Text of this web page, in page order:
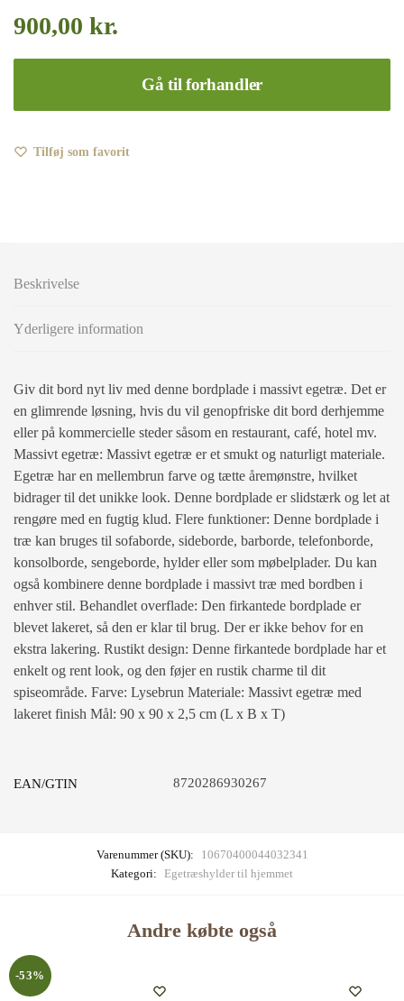
900,00 kr.
Gå til forhandler
Tilføj som favorit
Beskrivelse
Yderligere information
Giv dit bord nyt liv med denne bordplade i massivt egetræ. Det er
en glimrende løsning, hvis du vil genopfriske dit bord derhjemme
eller på kommercielle steder såsom en restaurant, café, hotel mv.
Massivt egetræ: Massivt egetræ er et smukt og naturligt materiale.
Egetræ har en mellembrun farve og tætte åremønstre, hvilket
bidrager til det unikke look. Denne bordplade er slidstærk og let at
rengøre med en fugtig klud. Flere funktioner: Denne bordplade i
træ kan bruges til sofaborde, sideborde, barborde, telefonborde,
konsolborde, sengeborde, hylder eller som møbelplader. Du kan
også kombinere denne bordplade i massivt træ med bordben i
enhver stil. Behandlet overflade: Den firkantede bordplade er
blevet lakeret, så den er klar til brug. Der er ikke behov for en
ekstra lakering. Rustikt design: Denne firkantede bordplade har et
enkelt og rent look, og den føjer en rustik charme til dit
spiseområde. Farve: Lysebrun Materiale: Massivt egetræ med
lakeret finish Mål: 90 x 90 x 2,5 cm (L x B x T)
EAN/GTIN 8720286930267
Varenummer (SKU):
10670400044032341
Kategori: Egetræshylder til hjemmet
Andre købte også
-53%